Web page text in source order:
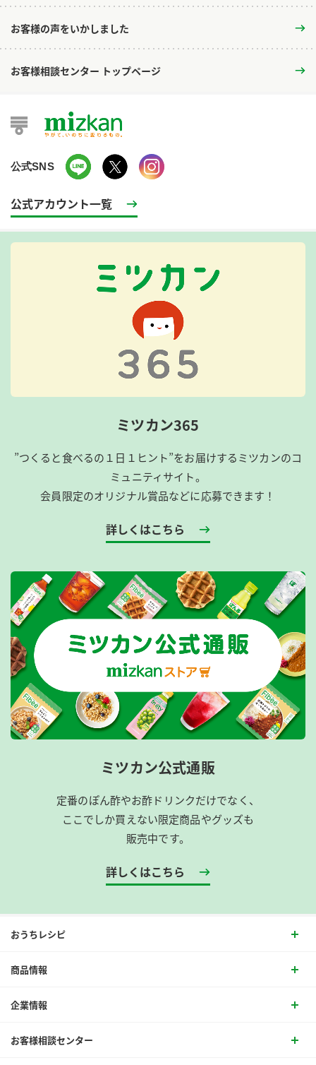
お客様の声をいかしました
お客様相談センター トップページ
公式SNS
公式アカウント一覧
ミツカン365
”つくると食べるの１日１ヒント”をお届けするミツカンのコ
ミュニティサイト。
会員限定のオリジナル賞品などに応募できます！
詳しくはこちら
ミツカン公式通販
定番のぽん酢やお酢ドリンクだけでなく、
ここでしか買えない限定商品やグッズも
販売中です。
詳しくはこちら
おうちレシピ
商品情報
企業情報
お客様相談センター